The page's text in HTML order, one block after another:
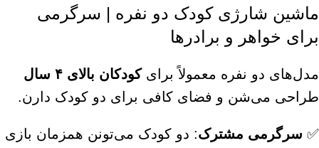
ماشین شارژی کودک دو نفره | سرگرمی
برای خواهر و برادرها
مدل‌های دو نفره معمولاً برایکودکان بالای ۴ سال
طراحی می‌شن و فضای کافی برای دو کودک دارن.
✅ سرگرمی مشترک: دو کودک می‌تونن همزمان بازی